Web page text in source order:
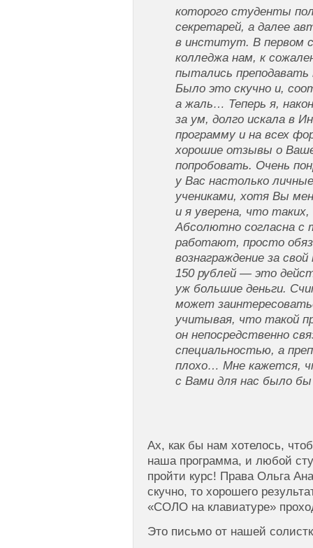
которого студенты
секретарей, а далее
в институт. В первом
колледжа нам, к
пытались
Было это скучно и,
а жаль… Теперь я,
за ум, долго искала в
программу и на всех
хорошие отзывы о
попробовать. Очень
у Вас настолько
учениками, хотя Вы
и я уверена, что
Абсолютно согласна
работают, просто
вознаграждение за
150 рублей — это
уж большие деньги.
может
учитывая, что такой
он непосредственно
специальностью, а
плохо… Мне кажется,
с Вами для нас было бы
Ах, как бы нам хотелось,
наша программа, и любой
пройти курс! Права Ольга
скучно, то хорошего
«СОЛО на клавиатуре»
Это письмо от нашей